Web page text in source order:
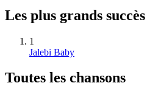
Les plus grands succès
1
Jalebi Baby
Toutes les chansons